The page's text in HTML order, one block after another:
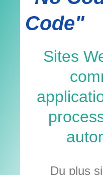
Code"
Sites
Du plus